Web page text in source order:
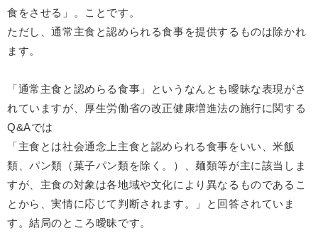
食をさせる」。ことです。
ただし、通常主食と認められる食事を提供するものは除かれ
ます。
「通常主食と認めらる食事」というなんとも曖昧な表現がさ
れていますが、厚生労働省の改正健康増進法の施行に関する
Q&Aでは
「主食とは社会通念上主食と認められる食事をいい、米飯
類、パン類（菓子パン類を除く。）、麺類等が主に該当しま
すが、主食の対象は各地域や文化により異なるものであるこ
とから、実情に応じて判断されます。」と回答されていま
す。結局のところ曖昧です。